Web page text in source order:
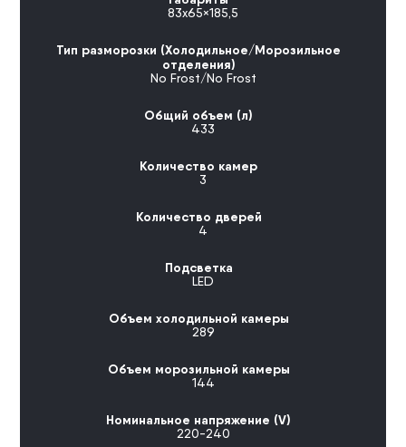
83х65×185,5
Тип разморозки (Холодильное/Морозильное
отделения)
No Frost/No Frost
Общий объем (л)
433
Количество камер
3
Количество дверей
4
Подсветка
LED
Объем холодильной камеры
289
Объем морозильной камеры
144
Номинальное напряжение (V)
220-240